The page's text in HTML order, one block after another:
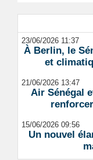
23/06/2026 11:37
À Berlin, le
et
21/06/2026 13:47
Air Sénégal
15/06/2026 09:56
Un nouvel